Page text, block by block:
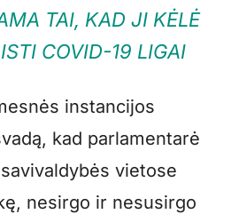
TAI, KAD JI KĖLĖ
COVID-19 LIGAI
instancijos
kad parlamentarė
vietose
nesirgo ir nesusirgo